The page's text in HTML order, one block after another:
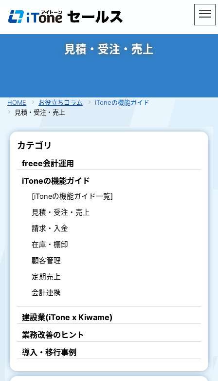
見積・受注・売上
HOME お役立ちコラム
iToneの機能ガイド
見積・受注・売上
カテゴリ
freee会計運用
iToneの機能ガイド
[iToneの機能ガイド一覧]
見積・受注・売上
請求・入金
在庫・棚卸
顧客管理
定期売上
会計連携
建設業(iTone x Kiwame)
業務改善のヒント
導入・移行事例